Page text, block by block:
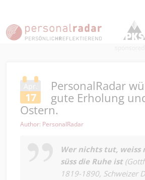
Apr.
17
PersonalRadar
gute Erholung
Ostern.
Author: PersonalRadar
Wer nichts tut, weiss
süss die Ruhe ist
1819-1890, Schweizer